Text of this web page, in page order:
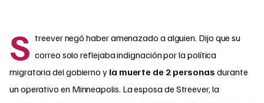
S treever negó haber amenazado a alguien. Dijo que su
correo solo reflejaba indignación por la política
migratoria del gobierno y la muerte de 2 personas durante
un operativo en Minneapolis. La esposa de Streever, la